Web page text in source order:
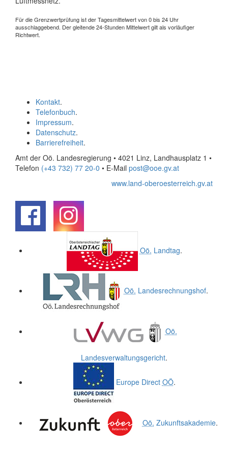
Für die Grenzwertprüfung ist der Tagesmittelwert von 0 bis 24 Uhr
ausschlaggebend. Der gleitende 24-Stunden Mittelwert gilt als vorläufiger
Richtwert.
Kontakt.
Telefonbuch.
Impressum.
Datenschutz.
Barrierefreiheit.
Amt der Oö. Landesregierung • 4021 Linz, Landhausplatz 1 •
Telefon (+43 732) 77 20-0 • E-Mail post@ooe.gv.at
www.land-oberoesterreich.gv.at
Oö. Landtag.
Oö. Landesrechnungshof.
Oö.
Landesverwaltungsgericht.
Europe Direct OÖ.
Oö. Zukunftsakademie.